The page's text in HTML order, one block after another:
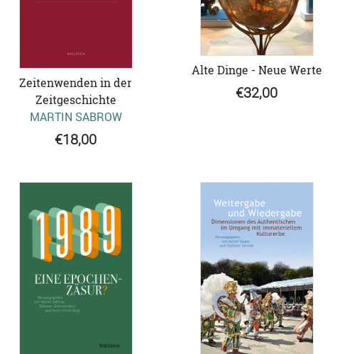
Zeitenwenden in der
Zeitgeschichte
MARTIN SABROW
€18,00
Alte Dinge - Neue Werte
€32,00